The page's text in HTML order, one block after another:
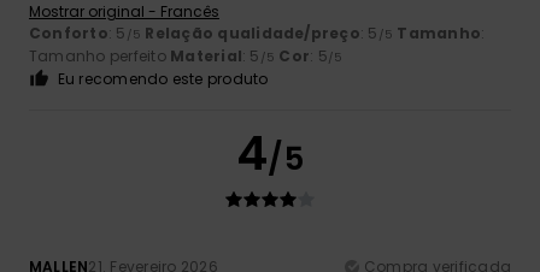
Mostrar original - Francês
Conforto: 5 /5 Relação qualidade/preço: 5 /5 Tamanho:
Tamanho perfeito Material: 5 /5 Cor: 5/5
Eu recomendo este produto
4/5
MALLEN21. Fevereiro 2026
Compra verificada